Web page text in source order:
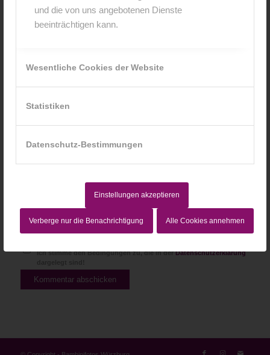
und die von uns angebotenen Dienste
beeinträchtigen kann.
Wesentliche Cookies der Website
Statistiken
Datenschutz-Bestimmungen
Einstellungen akzeptieren
Verberge nur die Benachrichtigung Alle Cookies annehmen
Name
Ich stimme den Bedingungen zu, die in derDatenschutzerklärung